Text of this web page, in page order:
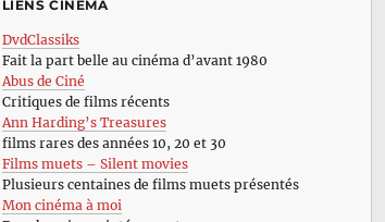
LIENS CINÉMA
DvdClassiks
Fait la part belle au cinéma d’avant 1980
Abus de Ciné
Critiques de films récents
Ann Harding’s Treasures
films rares des années 10, 20 et 30
Films muets – Silent movies
Plusieurs centaines de films muets présentés
Mon cinéma à moi